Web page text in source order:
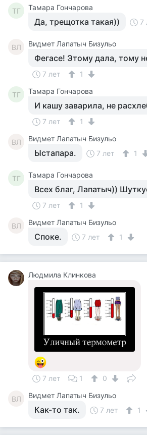
ТГ Тамара Гончарова
Да, трещотка такая)) 7
ВЛ Видмет Лапатыч Бизульо
Фегасе! Этому дала, тому
7 лет 1
ТГ Тамара Гончарова
И кашу заварила, не
7 лет 1
ВЛ Видмет Лапатыч Бизульо
Ыстапара. 7 лет 1
ТГ Тамара Гончарова
Всех благ, Лапатыч))
7 лет 1
ВЛ Видмет Лапатыч Бизульо
Споке. 7 лет 1
Людмила Клинкова
7 лет 1 0
ВЛ Видмет Лапатыч Бизульо
Как-то так. 7 лет 1